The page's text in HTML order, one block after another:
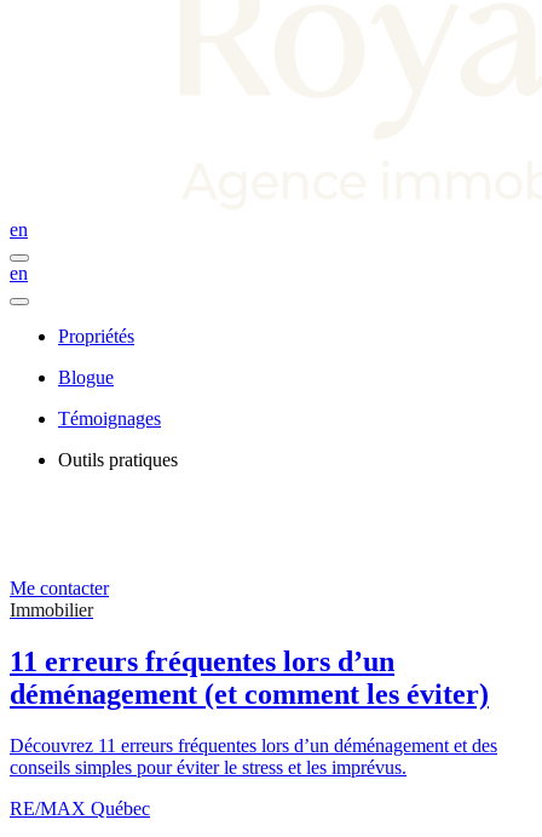
en
en
Propriétés
Blogue
Témoignages
Outils pratiques
Me contacter
Immobilier
11 erreurs fréquentes lors d’un
déménagement (et comment les éviter)
Découvrez 11 erreurs fréquentes lors d’un déménagement et des
conseils simples pour éviter le stress et les imprévus.
RE/MAX Québec